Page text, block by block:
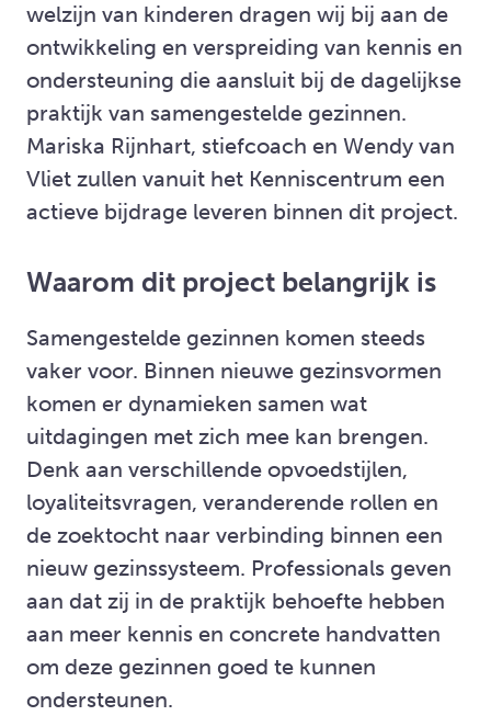
welzijn van kinderen dragen wij bij aan de
ontwikkeling en verspreiding van kennis en
ondersteuning die aansluit bij de dagelijkse
praktijk van samengestelde gezinnen.
Mariska Rijnhart, stiefcoach en Wendy van
Vliet zullen vanuit het Kenniscentrum een
actieve bijdrage leveren binnen dit project.
Waarom dit project belangrijk is
Samengestelde gezinnen komen steeds
vaker voor. Binnen nieuwe gezinsvormen
komen er dynamieken samen wat
uitdagingen met zich mee kan brengen.
Denk aan verschillende opvoedstijlen,
loyaliteitsvragen, veranderende rollen en
de zoektocht naar verbinding binnen een
nieuw gezinssysteem. Professionals geven
aan dat zij in de praktijk behoefte hebben
aan meer kennis en concrete handvatten
om deze gezinnen goed te kunnen
ondersteunen.